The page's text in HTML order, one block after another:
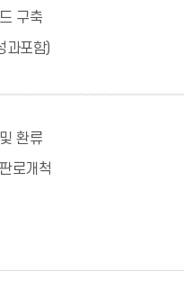
구축
과포함)
환류
로개척